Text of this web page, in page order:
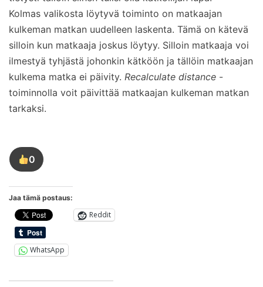
Kolmas valikosta löytyvä toiminto on matkaajan
kulkeman matkan uudelleen laskenta. Tämä on kätevä
silloin kun matkaaja joskus löytyy. Silloin matkaaja voi
ilmestyä tyhjästä johonkin kätköön ja tällöin matkaajan
kulkema matka ei päivity. Recalculate distance -
toiminnolla voit päivittää matkaajan kulkeman matkan
tarkaksi.
0
Tykkää
tästä
Jaa tämä postaus:
Reddit
WhatsApp